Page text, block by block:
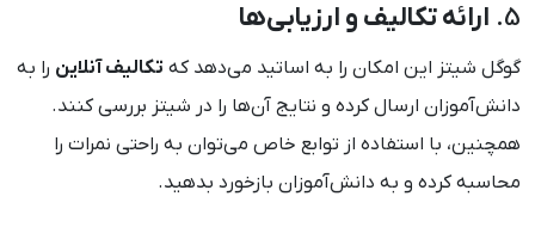
5. ارائه تکالیف و ارزیابی‌ها
گوگل شیتز این امکان را به اساتید می‌دهد که تکالیف آنلاین را به
دانش‌آموزان ارسال کرده و نتایج آن‌ها را در شیتز بررسی کنند.
همچنین، با استفاده از توابع خاص می‌توان به راحتی نمرات را
محاسبه کرده و به دانش‌آموزان بازخورد بدهید.